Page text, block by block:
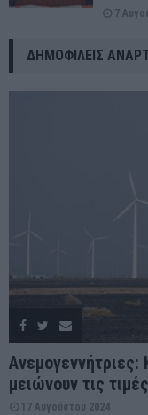
7
ΔΗΜΟΦΙΛΕΊΣ
μειώνουν τις
17 Αυγούστου 2024